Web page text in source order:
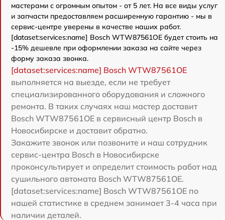
мастерами с огромным опытом - от 5 лет. На все виды услуг
и запчасти предоставляем расширенную гарантию - мы в
сервис-центре уверены в качестве наших работ.
[dataset:services:name] Bosch WTW87561OE будет стоить на
-15% дешевле при оформлении заказа на сайте через
форму заказа звонка.
[dataset:services:name] Bosch WTW87561OE
выполняется на выезде, если не требует
специализированного оборудования и сложного
ремонта. В таких случаях наш мастер доставит
Bosch WTW87561OE в сервисный центр Bosch в
Новосибирске и доставит обратно.
Закажите звонок или позвоните и наш сотрудник
сервис-центра Bosch в Новосибирске
проконсультирует и определит стоимость работ над
сушильного автомата Bosch WTW87561OE.
[dataset:services:name] Bosch WTW87561OE по
нашей статистике в среднем занимает 3-4 часа при
наличии деталей.